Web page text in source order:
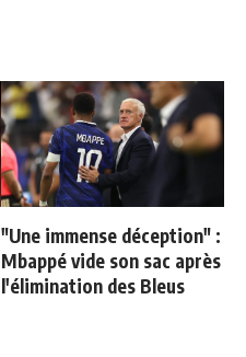
"Une immense déception" :
Mbappé vide son sac après
l'élimination des Bleus